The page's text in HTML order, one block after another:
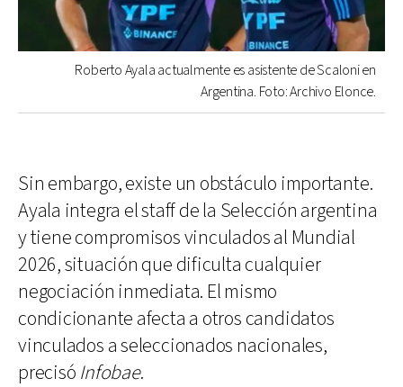
Roberto Ayala actualmente es asistente de Scaloni en
Argentina. Foto: Archivo Elonce.
Sin embargo, existe un obstáculo importante.
Ayala integra el staff de la Selección argentina
y tiene compromisos vinculados al Mundial
2026, situación que dificulta cualquier
negociación inmediata. El mismo
condicionante afecta a otros candidatos
vinculados a seleccionados nacionales,
precisó Infobae.